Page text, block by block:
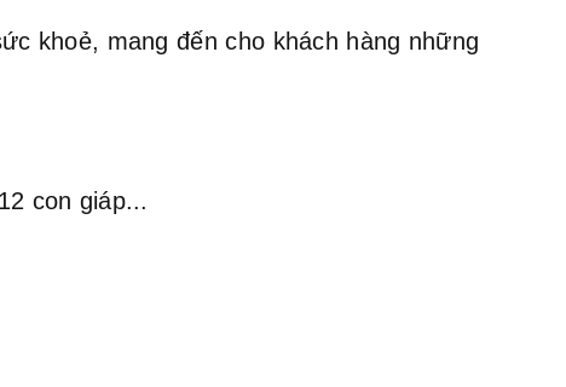
khoẻ, mang đến cho khách hàng những
con giáp...